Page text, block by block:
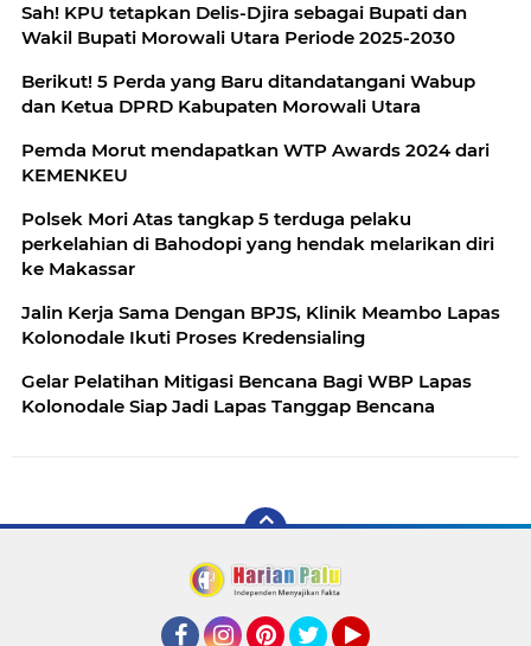
Sah! KPU tetapkan Delis-Djira sebagai Bupati dan
Wakil Bupati Morowali Utara Periode 2025-2030
Berikut! 5 Perda yang Baru ditandatangani Wabup
dan Ketua DPRD Kabupaten Morowali Utara
Pemda Morut mendapatkan WTP Awards 2024 dari
KEMENKEU
Polsek Mori Atas tangkap 5 terduga pelaku
perkelahian di Bahodopi yang hendak melarikan diri
ke Makassar
Jalin Kerja Sama Dengan BPJS, Klinik Meambo Lapas
Kolonodale Ikuti Proses Kredensialing
Gelar Pelatihan Mitigasi Bencana Bagi WBP Lapas
Kolonodale Siap Jadi Lapas Tanggap Bencana